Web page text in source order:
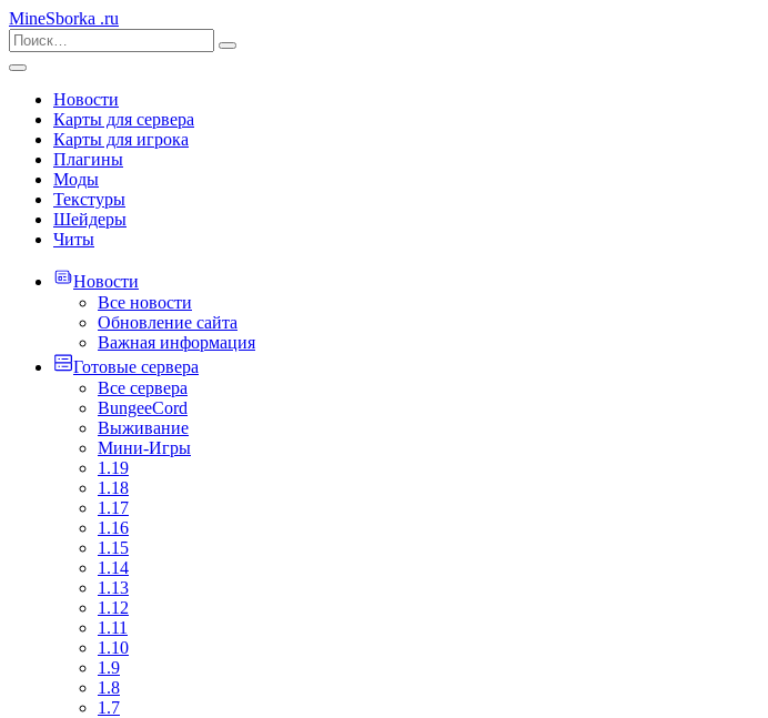
MineSborka .ru
Новости
Карты для сервера
Карты для игрока
Плагины
Моды
Текстуры
Шейдеры
Читы
Новости
Все новости
Обновление сайта
Важная информация
Готовые сервера
Все сервера
BungeeCord
Выживание
Мини-Игры
1.19
1.18
1.17
1.16
1.15
1.14
1.13
1.12
1.11
1.10
1.9
1.8
1.7